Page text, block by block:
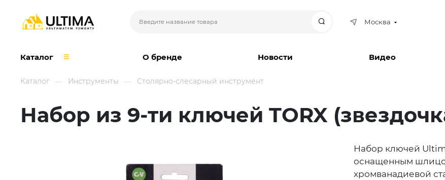
Москва
Каталог О бренде Новости Видео
Каталог Инструменты Столярно-слесарный инструмент
Набор из 9-ти ключей TORX
Набор ключей
оснащенным
хромванадиевой